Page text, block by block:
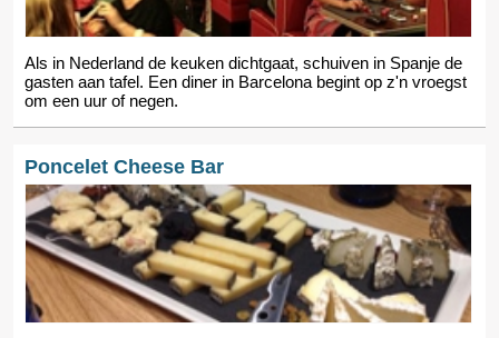
Als in Nederland de keuken dichtgaat, schuiven in Spanje de
gasten aan tafel. Een diner in Barcelona begint op z'n vroegst
om een uur of negen.
Poncelet Cheese Bar